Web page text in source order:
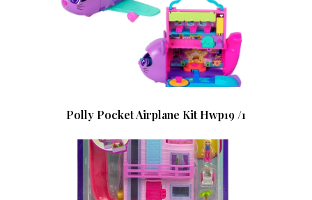
Polly Pocket Airplane Kit Hwp19 /1